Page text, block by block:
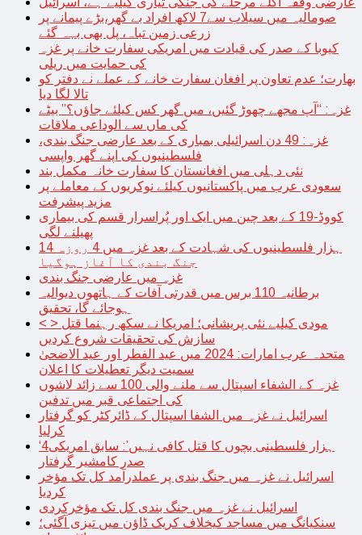
صومالیہ میں سیلاب سے7 لاکھ افراد بے گھر،بڑے پیمانے پر
زرعی زمین تباہ، پل بھی بہہ گئے
کیوبا کے صدر کی قیادت میں امریکی سفارت خانے پر غزہ
کی حمایت میں ریلی
بھارت؛ عدم تعاون پر افغان سفارت خانے کے عملے نے دفتر کو
تالا لگا دیا
غزہ: “آپ مجھے چھوڑ گئیں، میں گھر کس کیلئے جاؤں؟” بیٹے
کی ماں سے الوداعی ملاقات
غزہ: 49 دن اسرائیلی بمباری کے بعد عارضی جنگ بندی،
فلسطینیوں کی اپنے گھر واپسی
نئی دہلی میں افغانستان کا سفارت خانہ مکمل بند
سعودی عرب میں پاکستانیوں کیلئے نوکریوں کے معاملے پر
مزید پیشرفت
کووڈ-19 کے بعد چین میں ایک اور پُراسرار قسم کی بیماری
پھیلنے لگی
14 ہزار فلسطینیوں کی شہادت کے بعد غزہ میں 4 روزہ
جنگ بندی کا آغاز ہوگیا
غزہ میں عارضی جنگ بندی
برطانیہ 110 برس میں قدرتی آفات کے ہاتھوں دیوالیہ
ہوجائے گا، تحقیق
< > مودی کیلیے نئی پریشانی؛ امریکا نے سکھ رہنما قتل
سازش کی تحقیقات شروع کردیں
متحدہ عرب امارات: 2024 میں عید الفطر اور عید الاضحیٰ
سمیت دیگر تعطیلات کا اعلان
غزہ کے الشفاء اسپتال سے ملنے والی 100 سے زائد لاشوں
کی اجتماعی قبر میں تدفین
اسرائیل نے غزہ میں الشفا اسپتال کے ڈائرکٹر کو گرفتار
کرلیا
‘4ہزار فلسطینی بچوں کا قتل کافی نہیں’: سابق امریکی
صدر کامشیر گرفتار
اسرائیل نے غزہ میں جنگ بندی پر عملدرآمد کل تک مؤخر
کردیا
اسرائیل نے غزہ میں جنگ بندی کل تک مؤخرکردی
سنکیانگ میں مساجد کیخلاف کریک ڈاؤن میں تیزی آگئی؛